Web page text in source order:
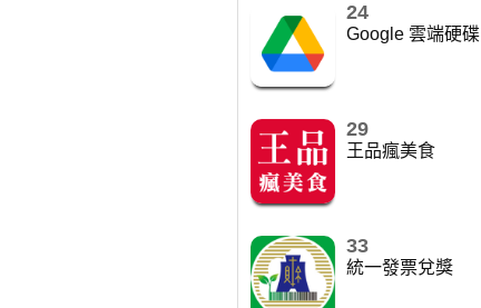
24
Google 雲端硬碟
29
王品瘋美食
33
統一發票兌獎